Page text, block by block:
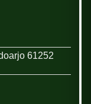
61252